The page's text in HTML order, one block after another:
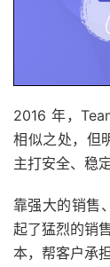
2016 年，
相似之处，但
主打安全、稳
靠强大的销售
起了猛烈的销
本，帮客户承